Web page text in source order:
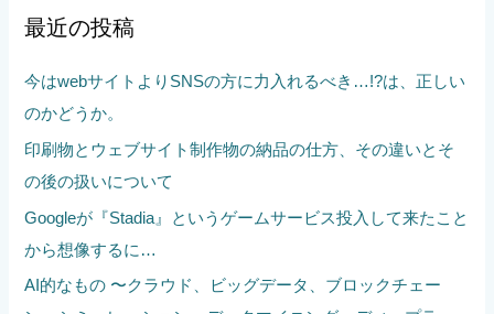
最近の投稿
今はwebサイトよりSNSの方に力入れるべき…!?は、正しい
のかどうか。
印刷物とウェブサイト制作物の納品の仕方、その違いとそ
の後の扱いについて
Googleが『Stadia』というゲームサービス投入して来たこと
から想像するに…
AI的なもの 〜クラウド、ビッグデータ、ブロックチェー